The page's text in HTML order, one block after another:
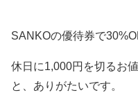
SANKOの優待券で
休日に1,000円を切るお
と、ありがたいです。